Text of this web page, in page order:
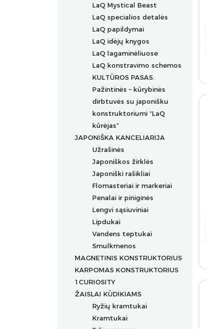
LaQ Mystical Beast
LaQ specialios detalės
LaQ papildymai
LaQ idėjų knygos
LaQ lagaminėliuose
LaQ konstravimo schemos
KULTŪROS PASAS.
Pažintinės – kūrybinės
dirbtuvės su japonišku
konstruktoriumi “LaQ
kūrėjas”
JAPONIŠKA KANCELIARIJA
Užrašinės
Japoniškos žirklės
Japoniški rašikliai
Prabangūs rašikliai
Rašikliai
Grafiniai rašikliai
Ergonomiški rašikliai
Dėklai rašikliams
Flomasteriai ir markeriai
Flomasteriai
Flomasteriai tekstilei
Akriliniai markeriai
Permanentiniai markeriai
Kreidiniai markeriai
Markeriai įvairių paviršių
dekoravimui
Markeriai porcelianui
Penalai ir piniginės
Lengvi sąsiuviniai
Lipdukai
Vandens teptukai
Smulkmenos
MAGNETINIS KONSTRUKTORIUS
KARPOMAS KONSTRUKTORIUS
1CURIOSITY
ŽAISLAI KŪDIKIAMS
Ryžių kramtukai
Kramtukai